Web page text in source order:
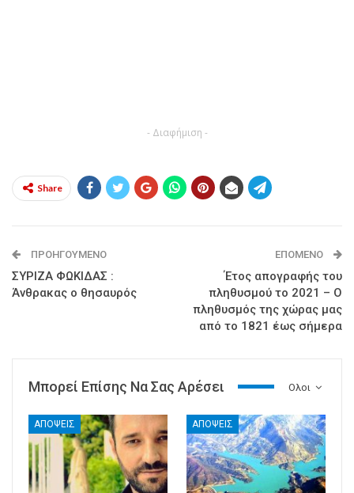
- Διαφήμιση -
Share
ΠΡΟΗΓΟΎΜΕΝΟ
ΣΥΡΙΖΑ ΦΩΚΙΔΑΣ :
Άνθρακας ο θησαυρός
ΕΠΌΜΕΝΟ
Έτος απογραφής του
πληθυσμού το 2021 – Ο
πληθυσμός της χώρας μας
από το 1821 έως σήμερα
Ολοι
Μπορεί Επίσης Να Σας Αρέσει
ΑΠΟΨΕΙΣ ΑΠΟΨΕΙΣ